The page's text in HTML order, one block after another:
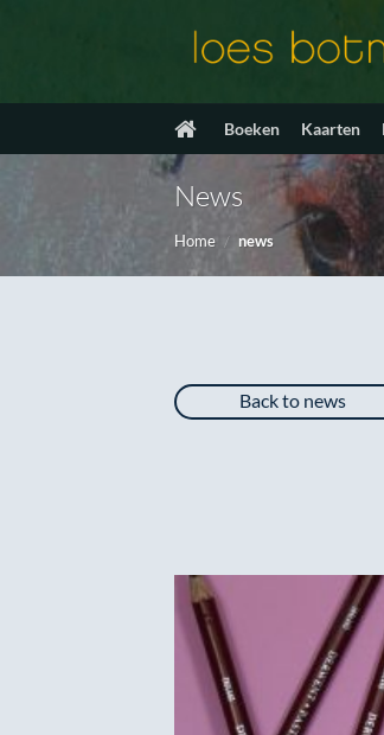
Boeken Kaarten
News
Home / news
Back to news